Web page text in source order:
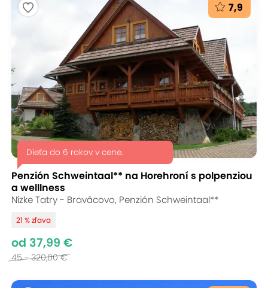
7,9
Dieťa do 6 rokov v cene.
Penzión Schweintaal** na Horehroní s polpenziou
a welllness
Nízke Tatry - Braväcovo, Penzión Schweintaal**
21 % zľava
od 37,99 €
45 - 320,00 €